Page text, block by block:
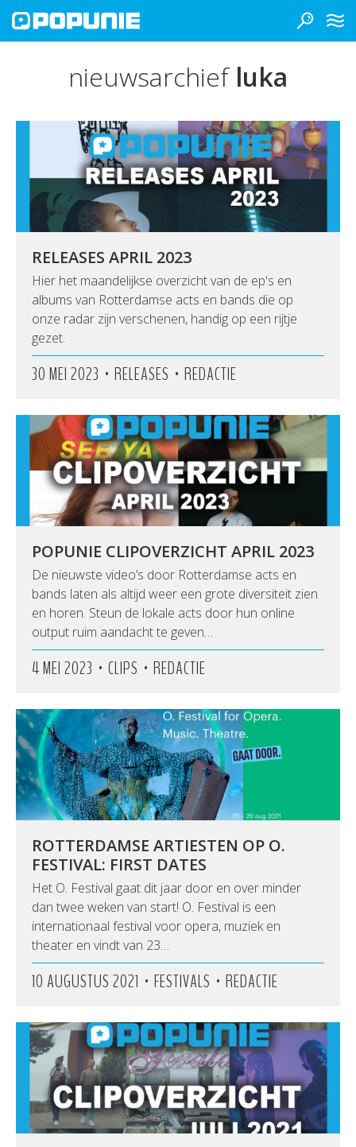
nieuwsarchief luka
RELEASES APRIL 2023
Hier het maandelijkse overzicht van de ep's en
albums van Rotterdamse acts en bands die op
onze radar zijn verschenen, handig op een rijtje
gezet.
30 MEI 2023 • RELEASES • REDACTIE
POPUNIE CLIPOVERZICHT APRIL 2023
De nieuwste video’s door Rotterdamse acts en
bands laten als altijd weer een grote diversiteit zien
en horen. Steun de lokale acts door hun online
output ruim aandacht te geven…
4 MEI 2023 • CLIPS • REDACTIE
ROTTERDAMSE ARTIESTEN OP O.
FESTIVAL: FIRST DATES
Het O. Festival gaat dit jaar door en over minder
dan twee weken van start! O. Festival is een
internationaal festival voor opera, muziek en
theater en vindt van 23…
10 AUGUSTUS 2021 • FESTIVALS • REDACTIE